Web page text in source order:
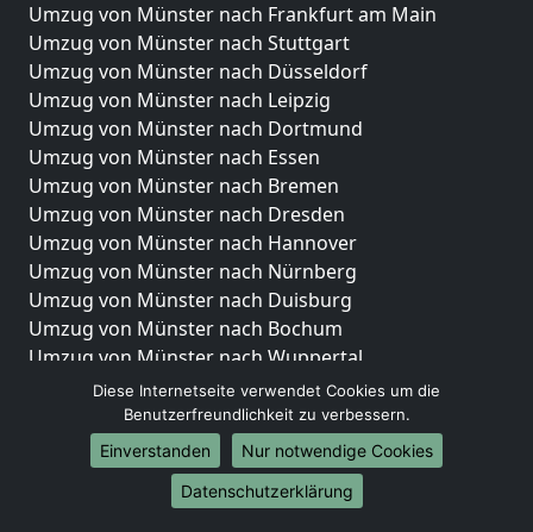
Umzug von Münster nach Frankfurt am Main
Umzug von Münster nach Stuttgart
Umzug von Münster nach Düsseldorf
Umzug von Münster nach Leipzig
Umzug von Münster nach Dortmund
Umzug von Münster nach Essen
Umzug von Münster nach Bremen
Umzug von Münster nach Dresden
Umzug von Münster nach Hannover
Umzug von Münster nach Nürnberg
Umzug von Münster nach Duisburg
Umzug von Münster nach Bochum
Umzug von Münster nach Wuppertal
Umzug von Münster nach Bielefeld
Umzug von Münster nach Bonn
Umzug von Münster nach Münster
Internationale-Umzüge
Diese Internetseite verwendet Cookies um die
Benutzerfreundlichkeit zu verbessern.
Einverstanden
Nur notwendige Cookies
Datenschutzerklärung